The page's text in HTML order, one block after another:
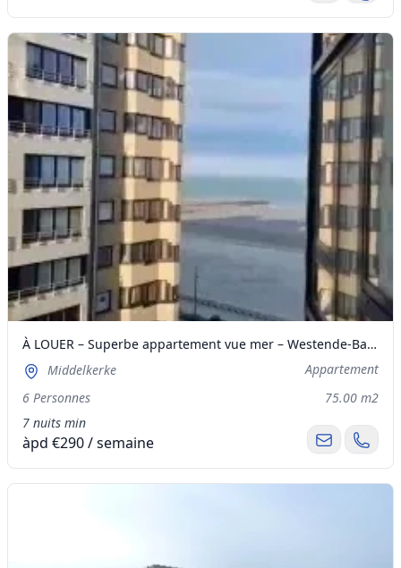
À LOUER – Superbe appartement vue mer – Westende-Bain (coin digue)
Middelkerke
Appartement
6 Personnes
75.00 m2
7 nuits min
àpd €290 / semaine